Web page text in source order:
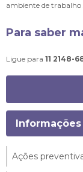
ambiente de trabalho
Para saber
Ligue para 11 2148-
Informações
Ações